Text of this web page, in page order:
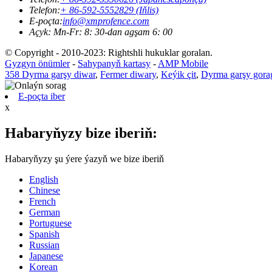
Telefon:+ 86-592-5552829 (Iňlis)
E-poçta:info@xmprofence.com
Açyk: Mn-Fr: 8: 30-dan agşam 6: 00
© Copyright - 2010-2023: Rightshli hukuklar goralan.
Gyzgyn önümler- Sahypanyň kartasy - AMP Mobile
358 Dyrma garşy diwar, Fermer diwary, Keýik çit, Dyrma garşy
E-poçta iber
x
Habaryňyzy bize iberiň:
Habaryňyzy şu ýere ýazyň we bize iberiň
English
Chinese
French
German
Portuguese
Spanish
Russian
Japanese
Korean